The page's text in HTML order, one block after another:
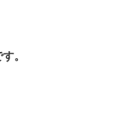
。